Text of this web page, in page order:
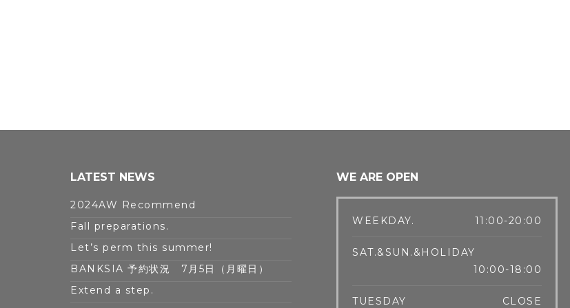
LATEST NEWS
2024AW Recommend
Fall preparations.
Let’s perm this summer!
BANKSIA 予約状況 7月5日（月曜日）
Extend a step.
WE ARE OPEN
WEEKDAY. 11:00-20:00
SAT.&SUN.&HOLIDAY
10:00-18:00
TUESDAY CLOSE